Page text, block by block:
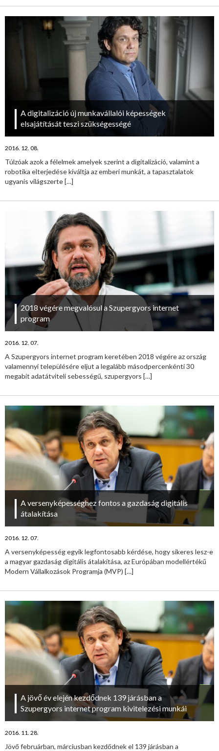
A digitalizáció új munkavállalói képességek
elsajátítását teszi szükségességé
2016. 12. 08.
Túlzóak azok a félelmek amelyek szerint a digitalizáció, valamint a
robotika elterjedése kiváltja az emberi munkát, a tapasztalatok
ugyanis világszerte[…]
2018 végére megvalósul a Szupergyors internet
program
2016. 12. 07.
A Szupergyors internet program keretében 2018 végére az ország
valamennyi településére eljut a legalább másodpercenkénti 30
megabit adatátviteli sebességű, szupergyors […]
A versenyképességhez fontos a gazdaság digitális
átalakítása
2016. 12. 07.
A versenyképesség egyik legfontosabb kérdése, hogy sikeres lesz-e
a magyar gazdaság digitális átalakítása, az Európában modellértékű
Modern Vállalkozások Programja (MVP) […]
A jövő év elején kezdődnek 139 járásban a
Szupergyors internet program kivitelezési munkái
2016. 11. 28.
Jövő februárban, márciusban kezdődnek el 139 járásban a